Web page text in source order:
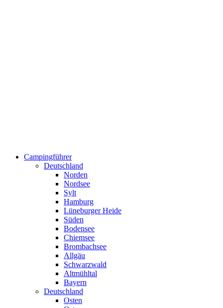
Campingführer
Deutschland
Norden
Nordsee
Sylt
Hamburg
Lüneburger Heide
Süden
Bodensee
Chiemsee
Brombachsee
Allgäu
Schwarzwald
Altmühltal
Bayern
Deutschland
Osten